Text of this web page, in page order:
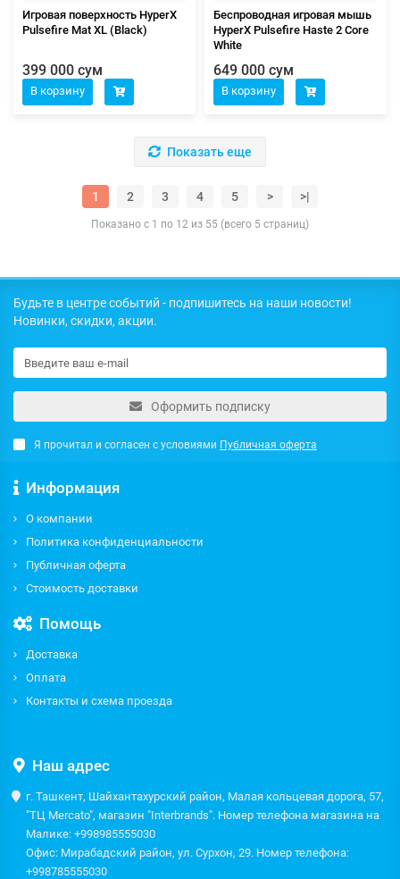
Игровая поверхность HyperX
Pulsefire Mat XL (Black)
399 000 сум
В корзину
Беспроводная игровая мышь
HyperX Pulsefire Haste 2 Core
White
649 000 сум
В корзину
Показать еще
1 2 3 4 5 > >|
Показано с 1 по 12 из 55 (всего 5 страниц)
Будьте в центре событий - подпишитесь на наши новости!
Новинки, скидки, акции.
Оформить подписку
Я прочитал и согласен с условиями Публичная оферта
Информация
О компании
Политика конфиденциальности
Публичная оферта
Стоимость доставки
Помощь
Доставка
Оплата
Контакты и схема проезда
Наш адрес
г. Ташкент, Шайхантахурский район, Малая кольцевая дорога, 57,
"ТЦ Mercato", магазин "Interbrands". Номер телефона магазина на
Малике: +998985555030
Офис: Мирабадский район, ул. Сурхон, 29. Номер телефона:
+998785555030